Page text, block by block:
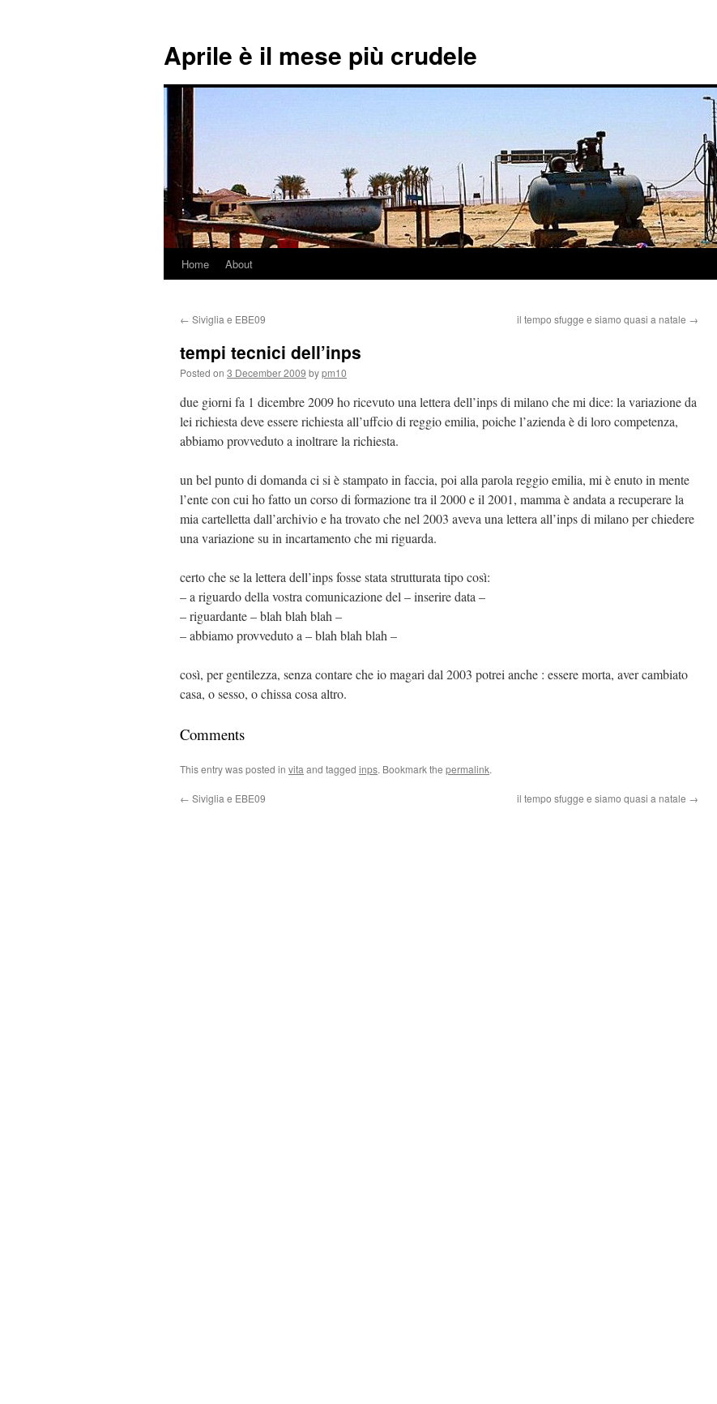
Aprile è il mese più crudele
Skip
content
Home About
← Siviglia e EBE09 il tempo sfugge e siamo quasi a natale →
tempi tecnici dell’inps
Posted on 3 December 2009 bypm10
due giorni fa 1 dicembre 2009 ho ricevuto una lettera dell’inps di milano che mi dice: la variazione da
lei richiesta deve essere richiesta all’uffcio di reggio emilia, poiche l’azienda è di loro competenza,
abbiamo provveduto a inoltrare la richiesta.
un bel punto di domanda ci si è stampato in faccia, poi alla parola reggio emilia, mi è enuto in mente
l’ente con cui ho fatto un corso di formazione tra il 2000 e il 2001, mamma è andata a recuperare la
mia cartelletta dall’archivio e ha trovato che nel 2003 aveva una lettera all’inps di milano per chiedere
una variazione su in incartamento che mi riguarda.
certo che se la lettera dell’inps fosse stata strutturata tipo così:
– a riguardo della vostra comunicazione del – inserire data –
– riguardante – blah blah blah –
– abbiamo provveduto a – blah blah blah –
così, per gentilezza, senza contare che io magari dal 2003 potrei anche : essere morta, aver cambiato
casa, o sesso, o chissa cosa altro.
Comments
This entry was posted in vita and tagged inps. Bookmark the permalink.
← Siviglia e EBE09 il tempo sfugge e siamo quasi a natale →